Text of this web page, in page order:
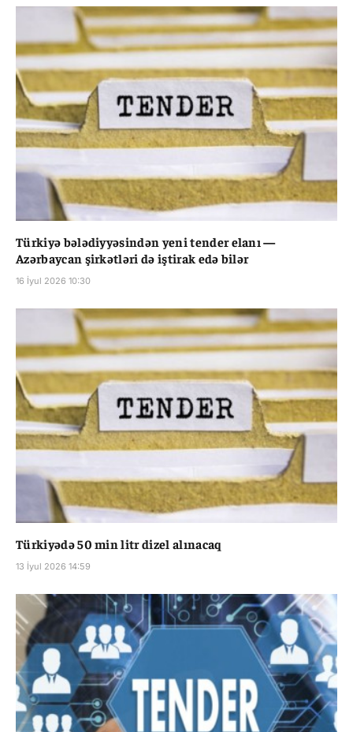
Türkiyə bələdiyyəsindən yeni tender elanı —
Azərbaycan şirkətləri də iştirak edə bilər
16 İyul 2026 10:30
Türkiyədə 50 min litr dizel alınacaq
13 İyul 2026 14:59